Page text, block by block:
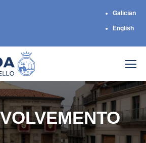
Galician
English